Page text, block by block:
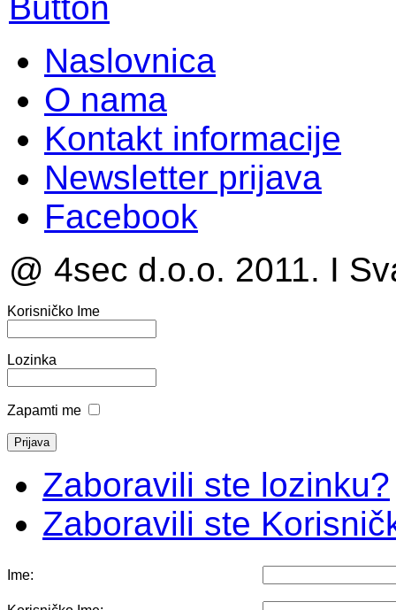
Naslovnica
O nama
Kontakt informacije
Newsletter prijava
Facebook
@ 4sec d.o.o. 2011. I
Korisničko Ime
Lozinka
Zapamti me
Zaboravili ste lozinku?
Zaboravili ste
Ime: